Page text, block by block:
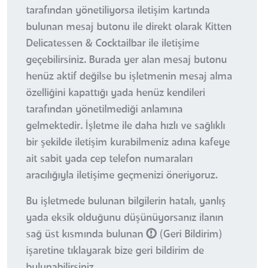
tarafından yönetiliyorsa iletişim kartında
bulunan mesaj butonu ile direkt olarak Kitten
Delicatessen & Cocktailbar ile iletişime
geçebilirsiniz. Burada yer alan mesaj butonu
henüz aktif değilse bu işletmenin mesaj alma
özelliğini kapattığı yada henüz kendileri
tarafından yönetilmediği anlamına
gelmektedir. İşletme ile daha hızlı ve sağlıklı
bir şekilde iletişim kurabilmeniz adına kafeye
ait sabit yada cep telefon numaraları
aracılığıyla iletişime geçmenizi öneriyoruz.
Bu işletmede bulunan bilgilerin hatalı, yanlış
yada eksik olduğunu düşünüyorsanız ilanın
sağ üst kısmında bulunan
(Geri Bildirim)
işaretine tıklayarak bize geri bildirim de